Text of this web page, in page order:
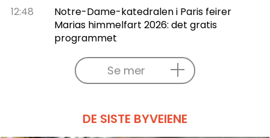
12:48
Notre-Dame-katedralen i Paris feirer
Marias himmelfart 2026: det gratis
programmet
Se mer
DE SISTE BYVEIENE